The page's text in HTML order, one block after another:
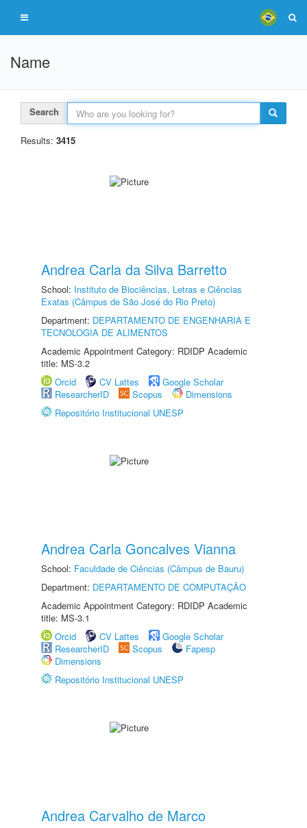
Name
Search
Results: 3415
Andrea Carla da Silva Barretto
School: Instituto de Biociências, Letras e Ciências
Exatas (Câmpus de São José do Rio Preto)
Department: DEPARTAMENTO DE ENGENHARIA E
TECNOLOGIA DE ALIMENTOS
Academic Appointment Category: RDIDP Academic
title: MS-3.2
Orcid
CV Lattes
Google Scholar
ResearcherID
Scopus
Dimensions
Repositório Institucional UNESP
Andrea Carla Goncalves Vianna
School: Faculdade de Ciências (Câmpus de Bauru)
Department: DEPARTAMENTO DE COMPUTAÇÃO
Academic Appointment Category: RDIDP Academic
title: MS-3.1
Orcid
CV Lattes
Google Scholar
ResearcherID
Scopus
Fapesp
Dimensions
Repositório Institucional UNESP
Andrea Carvalho de Marco